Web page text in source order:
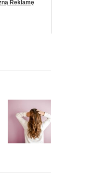
Reklamę